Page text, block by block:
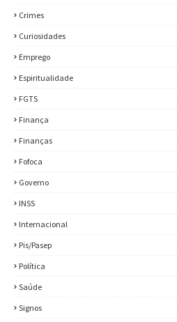
Crimes
Curiosidades
Emprego
Espiritualidade
FGTS
Finança
Finanças
Fofoca
Governo
INSS
Internacional
Pis/Pasep
Política
Saúde
Signos